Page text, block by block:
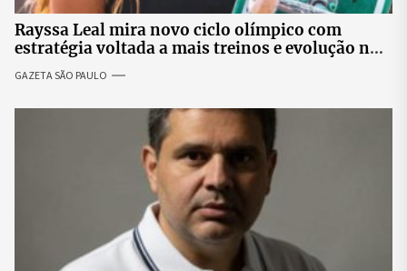
Rayssa Leal mira novo ciclo olímpico com
estratégia voltada a mais treinos e evolução no
GAZETA SÃO PAULO